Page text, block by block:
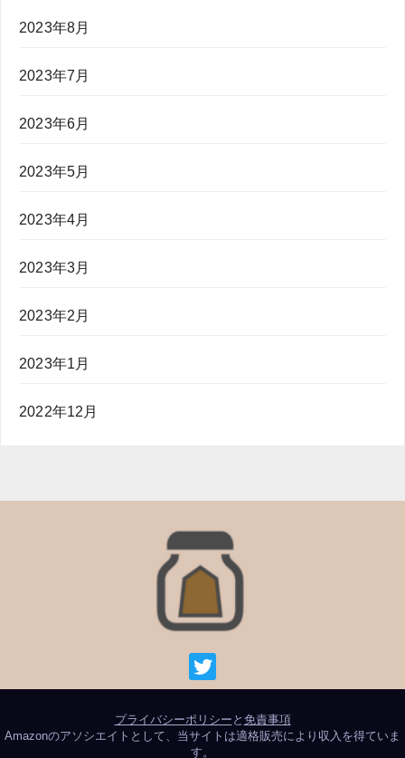
2023年8月
2023年7月
2023年6月
2023年5月
2023年4月
2023年3月
2023年2月
2023年1月
2022年12月
プライバシーポリシー と 免責事項
Amazonのアソシエイトとして、当サイトは適格販売により収入を得ていま
す。